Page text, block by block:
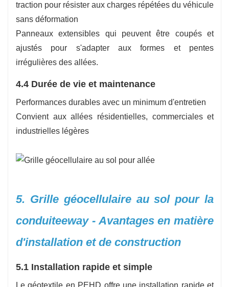
traction pour résister aux charges répétées du véhicule
sans déformation
Panneaux extensibles qui peuvent être coupés et
ajustés pour s'adapter aux formes et pentes
irrégulières des allées.
4.4 Durée de vie et maintenance
Performances durables avec un minimum d'entretien
Convient aux allées résidentielles, commerciales et
industrielles légères
5. Grille géocellulaire au sol pour la
conduiteeway - Avantages en matière
d'installation et de construction
5.1 Installation rapide et simple
Le géotextile en PEHD offre une installation rapide et